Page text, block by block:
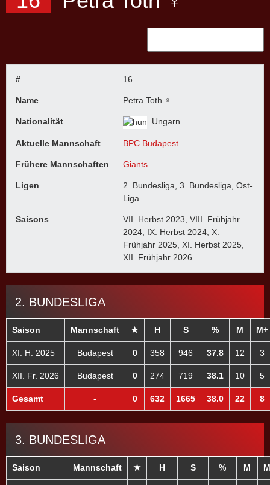
# 16
Name Petra Toth ♀
Nationalität Ungarn
Aktuelle Mannschaft BPC Budapest
Frühere Mannschaften Giants
Ligen
2. Bundesliga, 3. Bundesliga, Ost-
Liga
Saisons
VII. Herbst 2023, VIII. Frühjahr
2024, IX. Herbst 2024, X.
Frühjahr 2025, XI. Herbst 2025,
XII. Frühjahr 2026
2. BUNDESLIGA
Saison Mannschaft ★ H S % M M+
XI. H. 2025 Budapest 0 358 946 37.8 12 3
XII. Fr. 2026 Budapest 0 274 719 38.1 10 5
Gesamt - 0 632 1665 38.0 22 8
3. BUNDESLIGA
Saison Mannschaft ★ H S % M